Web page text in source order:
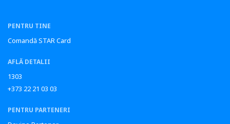
PENTRU TINE
Comandă STAR Card
AFLĂ DETALII
1303
+373 22 21 03 03
PENTRU PARTENERI